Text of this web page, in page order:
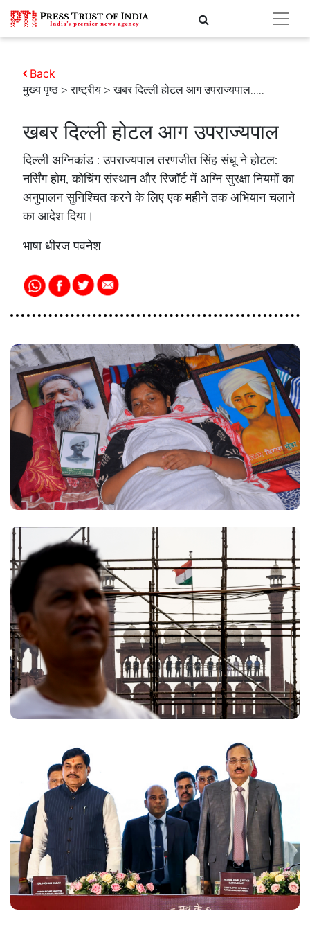
मुख्य पृष्ठ >राष्ट्रीय > खबर दिल्ली होटल आग उपराज्यपाल.....
Back
खबर दिल्ली होटल आग उपराज्यपाल
दिल्ली अग्निकांड : उपराज्यपाल तरणजीत सिंह संधू ने होटल:
नर्सिंग होम, कोचिंग संस्थान और रिजॉर्ट में अग्नि सुरक्षा नियमों का
अनुपालन सुनिश्चित करने के लिए एक महीने तक अभियान चलाने
का आदेश दिया।
भाषा धीरज पवनेश